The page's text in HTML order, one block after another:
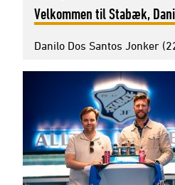
Velkommen til Stabæk,
Danilo Dos Santos Jonker